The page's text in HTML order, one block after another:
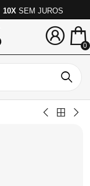
10X SEM JUROS
0